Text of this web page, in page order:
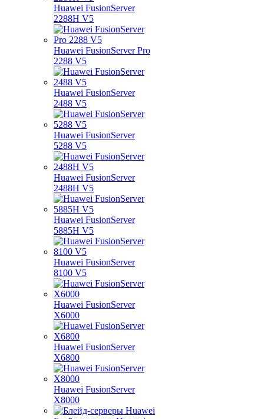
Huawei FusionServer
2288H V5
Huawei FusionServer Pro
2288 V5
Huawei FusionServer
2488 V5
Huawei FusionServer
5288 V5
Huawei FusionServer
2488H V5
Huawei FusionServer
5885H V5
Huawei FusionServer
8100 V5
Huawei FusionServer
X6000
Huawei FusionServer
X6800
Huawei FusionServer
X8000